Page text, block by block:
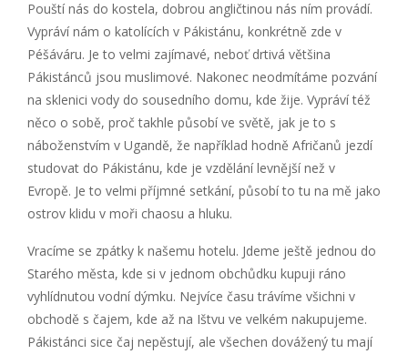
Pouští nás do kostela, dobrou angličtinou nás ním provádí.
Vypráví nám o katolících v Pákistánu, konkrétně zde v
Péšáváru. Je to velmi zajímavé, neboť drtivá většina
Pákistánců jsou muslimové. Nakonec neodmítáme pozvání
na sklenici vody do sousedního domu, kde žije. Vypráví též
něco o sobě, proč takhle působí ve světě, jak je to s
náboženstvím v Ugandě, že například hodně Afričanů jezdí
studovat do Pákistánu, kde je vzdělání levnější než v
Evropě. Je to velmi příjmné setkání, působí to tu na mě jako
ostrov klidu v moři chaosu a hluku.
Vracíme se zpátky k našemu hotelu. Jdeme ještě jednou do
Starého města, kde si v jednom obchůdku kupuji ráno
vyhlídnutou vodní dýmku. Nejvíce času trávíme všichni v
obchodě s čajem, kde až na Ištvu ve velkém nakupujeme.
Pákistánci sice čaj nepěstují, ale všechen dovážený tu mají